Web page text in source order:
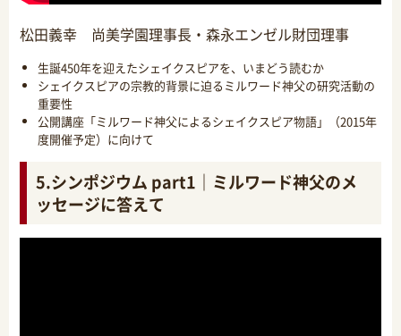
松田義幸 尚美学園理事長・森永エンゼル財団理事
生誕450年を迎えたシェイクスピアを、いまどう読むか
シェイクスピアの宗教的背景に迫るミルワード神父の研究活動の
重要性
公開講座「ミルワード神父によるシェイクスピア物語」（2015年
度開催予定）に向けて
5.シンポジウム part1｜ミルワード神父のメ
ッセージに答えて